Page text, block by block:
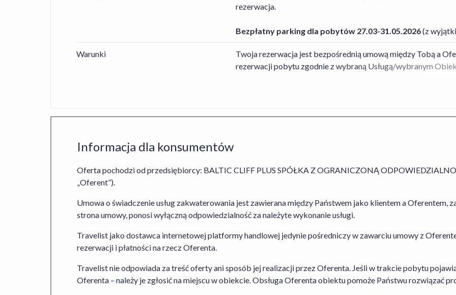
rezerwacja.
Bezpłatny parking dla pobytów 27.03-31.05.2026(z
Warunki
Twoja rezerwacja jest bezpośrednią umową między Tobą a
rezerwacji pobytu zgodnie z wybraną Usługą/wybranym
a Organizatorem turystyki, dotyczącą rezerwacji Usługi
odniesieniu do rezerwacji usług Oferenta obowiązuje
znajdziesz w zakładce „Jak działamy” dostępnej
. W
agent Organizatora Turystyki.
Transport nie jest wliczony w cenę.
Przedsiębiorców prowadzonego przez Sąd Rejonowy dla m. st.
Informacja dla konsumentów
Oferta pochodzi od przedsiębiorcy: BALTIC CLIFF PLUS SPÓŁKA Z OGRANICZONĄ
„Oferent”).
Umowa o świadczenie usług zakwaterowania jest zawierana między Państwem jako klientem a Oferentem,
strona umowy, ponosi wyłączną odpowiedzialność za należyte wykonanie usługi.
Travelist jako dostawca internetowej platformy handlowej jedynie pośredniczy w zawarciu umowy z
rezerwacji i płatności na rzecz Oferenta.
Travelist nie odpowiada za treść oferty ani sposób jej realizacji przez Oferenta. Jeśli w trakcie pobytu
Oferenta – należy je zgłosić na miejscu w obiekcie. Obsługa Oferenta obiektu pomoże Państwu rozwiązać